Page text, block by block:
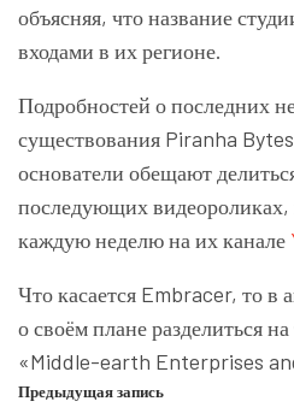
объясняя, что название
входами в их регионе.
Подробностей о последних
существования Piranha
основатели обещают
последующих видеороликах,
каждую неделю на их канале
Что касается Embracer, то в
о своём плане разделиться
«Middle-earth Enterprises
Предыдущая запись